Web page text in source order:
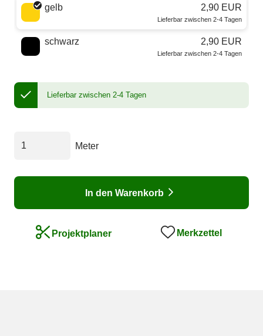
Wähle eine Farbe
gelb 2,90 EUR
Lieferbar zwischen 2-4 Tagen
schwarz 2,90 EUR
Lieferbar zwischen 2-4 Tagen
Lieferbar zwischen 2-4 Tagen
Meter
In den Warenkorb
Projektplaner Merkzettel